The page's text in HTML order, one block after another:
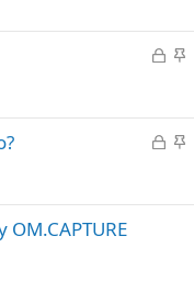
a
d
a
d
C
r
a
A
l
a
C
r
A
l